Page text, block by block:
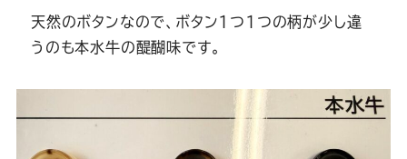
天然のボタンなので、ボタン1つ1つの柄が少し違
うのも本水牛の醍醐味です。